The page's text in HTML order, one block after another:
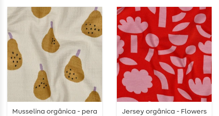
Musselina orgânica - pera
Jersey orgânica - Flowers